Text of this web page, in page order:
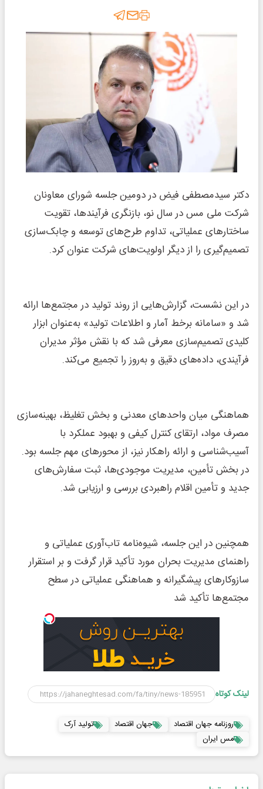
دکتر سیدمصطفی فیض در دومین جلسه شورای معاونان
شرکت ملی مس در سال نو، بازنگری فرآیندها، تقویت
ساختارهای عملیاتی، تداوم طرح‌های توسعه و چابک‌سازی
تصمیم‌گیری را از دیگر اولویت‌های شرکت عنوان کرد.
در این نشست، گزارش‌هایی از روند تولید در مجتمع‌ها ارائه
شد و «سامانه برخط آمار و اطلاعات تولید» به‌عنوان ابزار
کلیدی تصمیم‌سازی معرفی شد که با نقش مؤثر مدیران
فرآیندی، داده‌های دقیق و به‌روز را تجمیع می‌کند.
هماهنگی میان واحدهای معدنی و بخش تغلیظ، بهینه‌سازی
مصرف مواد، ارتقای کنترل کیفی و بهبود عملکرد با
آسیب‌شناسی و ارائه راهکار نیز، از محورهای مهم جلسه بود.
در بخش تأمین، مدیریت موجودی‌ها، ثبت سفارش‌های
جدید و تأمین اقلام راهبردی بررسی و ارزیابی شد.
همچنین در این جلسه، شیوه‌نامه تاب‌آوری عملیاتی و
راهنمای مدیریت بحران مورد تأکید قرار گرفت و بر استقرار
سازوکارهای پیشگیرانه و هماهنگی عملیاتی در سطح
مجتمع‌ها تأکید شد
لینک کوتاه
روزنامه جهان اقتصاد جهان اقتصاد
تولید آرک
مس ایران